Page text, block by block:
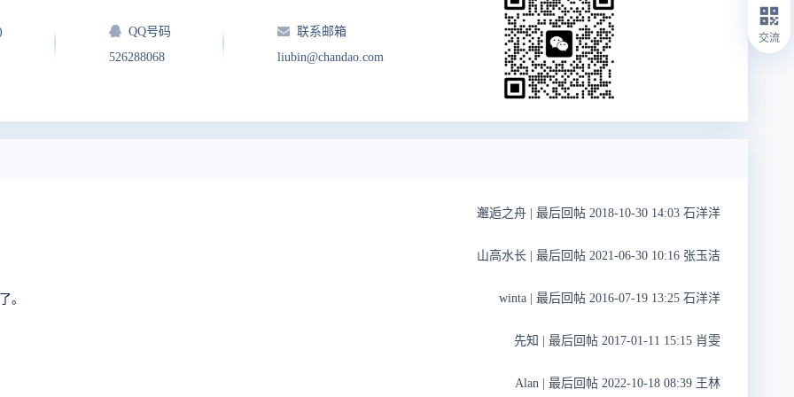
QQ号码
526288068
联系邮箱
liubin@chandao.com
邂逅之舟 最后回帖 2018-10-30 14:03 石洋洋
山高水长 最后回帖 2021-06-30 10:16 张玉洁
。 winta 最后回帖 2016-07-19 13:25 石洋洋
先知 最后回帖 2017-01-11 15:15 肖雯
Alan 最后回帖 2022-10-18 08:39 王林
交流